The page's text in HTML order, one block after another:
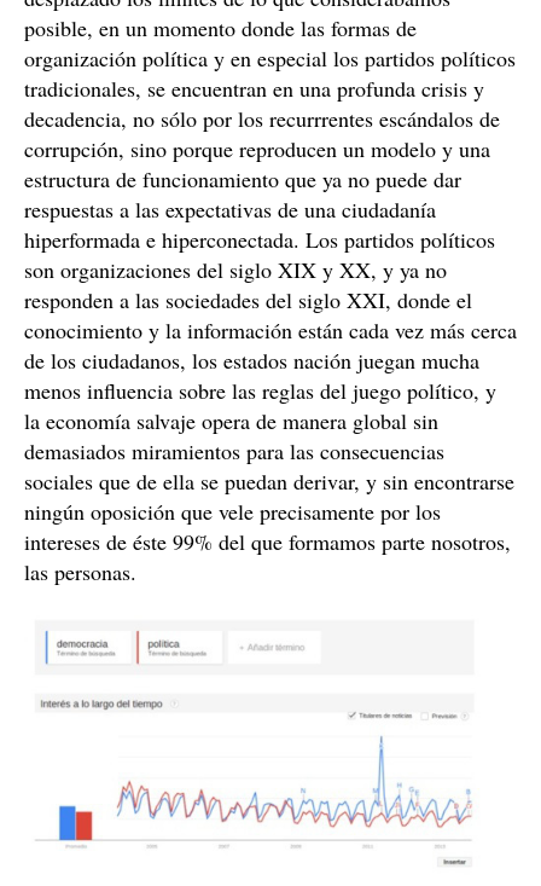
posible, en un momento donde las formas de
organización política y en especial los partidos políticos
tradicionales, se encuentran en una profunda crisis y
decadencia, no sólo por los recurrrentes escándalos de
corrupción, sino porque reproducen un modelo y una
estructura de funcionamiento que ya no puede dar
respuestas a las expectativas de una ciudadanía
hiperformada e hiperconectada. Los partidos políticos
son organizaciones del siglo XIX y XX, y ya no
responden a las sociedades del siglo XXI, donde el
conocimiento y la información están cada vez más cerca
de los ciudadanos, los estados nación juegan mucha
menos influencia sobre las reglas del juego político, y
la economía salvaje opera de manera global sin
demasiados miramientos para las consecuencias
sociales que de ella se puedan derivar, y sin encontrarse
ningún oposición que vele precisamente por los
intereses de éste 99% del que formamos parte nosotros,
las personas.